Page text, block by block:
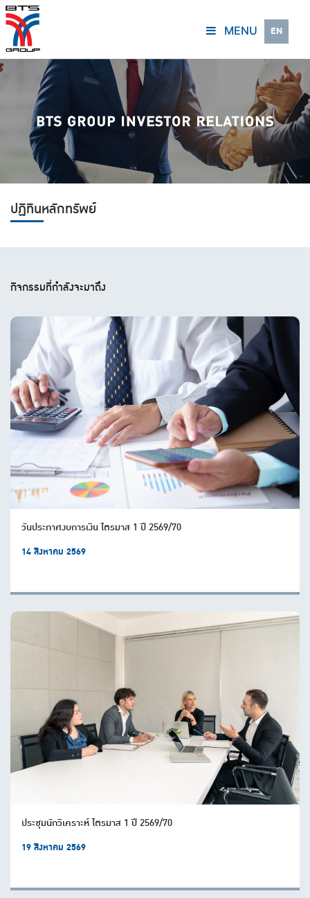
MENU EN
ปฏิทินหลักทรัพย์
กิจกรรมที่กำลังจะมาถึง
วันประกาศงบการเงิน ไตรมาส 1 ปี 2569/70
14 สิงหาคม 2569
ประชุมนักวิเคราะห์ ไตรมาส 1 ปี 2569/70
19 สิงหาคม 2569